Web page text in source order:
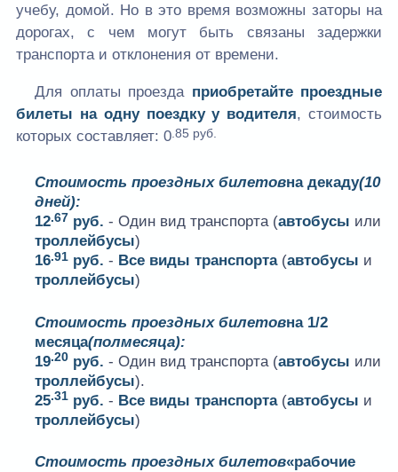
учебу, домой. Но в это время возможны заторы на
дорогах, с чем могут быть связаны задержки
транспорта и отклонения от времени.
Для оплаты проезда приобретайте проездные
билеты на одну поездку у водителя, стоимость
которых составляет: 0 .85 руб.
Стоимость проездных билетовна декаду(10
дней):
12.67 руб. - Один вид транспорта (автобусы или
троллейбусы)
16.91 руб. - Все виды транспорта(автобусы и
троллейбусы)
Стоимость проездных билетовна 1/2
месяца(полмесяца):
19.20 руб. - Один вид транспорта (автобусы или
троллейбусы).
25.31 руб. - Все виды транспорта(автобусы и
троллейбусы)
Стоимость проездных билетов«рабочие